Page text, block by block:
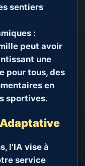
sentiers
:
peut avoir
une
pour tous, des
en
sportives.
l'IA vise à
service